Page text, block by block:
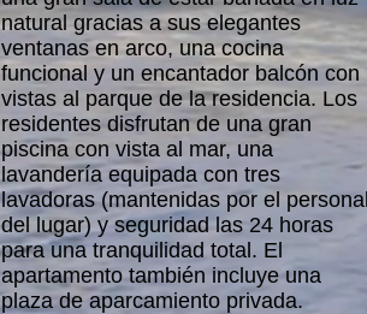
natural gracias a sus elegantes
ventanas en arco, una cocina
funcional y un encantador balcón con
vistas al parque de la residencia. Los
residentes disfrutan de una gran
piscina con vista al mar, una
lavandería equipada con tres
lavadoras (mantenidas por el personal
del lugar) y seguridad las 24 horas
para una tranquilidad total. El
apartamento también incluye una
plaza de aparcamiento privada.